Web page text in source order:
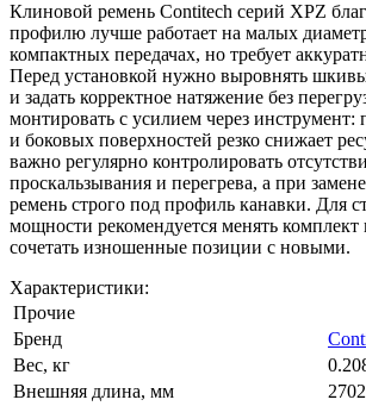
Клиновой ремень Contitech серий XPZ
профилю лучше работает на малых
компактных передачах, но требует
Перед установкой нужно выровнять
и задать корректное натяжение без
монтировать с усилием через инструмент:
и боковых поверхностей резко снижает
важно регулярно контролировать
проскальзывания и перегрева, а при
ремень строго под профиль канавки. Для
мощности рекомендуется менять
сочетать изношенные позиции с новыми.
Характеристики:
Прочие
Бренд
Вес, кг
Внешняя длина, мм
2702